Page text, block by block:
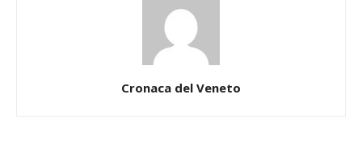
Cronaca del Veneto